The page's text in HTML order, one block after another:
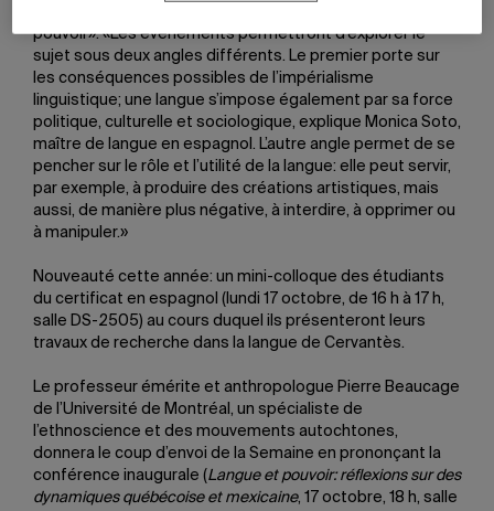
pouvoir». «Les événements permettront d’explorer le
sujet sous deux angles différents. Le premier porte sur
les conséquences possibles de l’impérialisme
linguistique; une langue s’impose également par sa force
politique, culturelle et sociologique, explique Monica Soto,
maître de langue en espagnol. L’autre angle permet de se
pencher sur le rôle et l’utilité de la langue: elle peut servir,
par exemple, à produire des créations artistiques, mais
aussi, de manière plus négative, à interdire, à opprimer ou
à manipuler.»
Nouveauté cette année: un mini-colloque des étudiants
du certificat en espagnol (lundi 17 octobre, de 16 h à 17 h,
salle DS-2505) au cours duquel ils présenteront leurs
travaux de recherche dans la langue de Cervantès.
Le professeur émérite et anthropologue Pierre Beaucage
de l’Université de Montréal, un spécialiste de
l’ethnoscience et des mouvements autochtones,
donnera le coup d’envoi de la Semaine en prononçant la
conférence inaugurale (Langue et pouvoir: réflexions sur des
dynamiques québécoise et mexicaine, 17 octobre, 18 h, salle